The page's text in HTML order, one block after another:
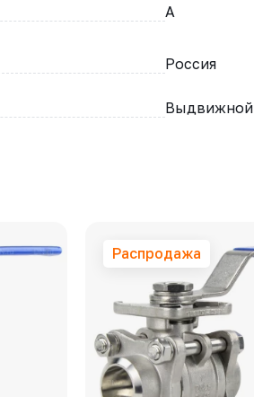
A
Россия
Выдвижной
Распродажа